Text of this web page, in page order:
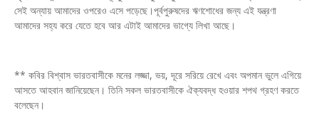
সেই অন্যায় আমাদের ওপরেও এসে পড়েছে।পূর্বপুরুষদের ঋণশোধের জন্য এই যন্ত্রণা
আমাদের সহ্য করে যেতে হবে আর এটাই আমাদের ভাগ্যে লিখা আছে।
** কবির বিশ্বাস ভারতবাসীকে মনের লজ্জা, ভয়, দূরে সরিয়ে রেখে এবং অপমান ভুলে এগিয়ে
আসতে আহবান জানিয়েছেন। তিনি সকল ভারতবাসীকে ঐক্যবদ্ধ হওয়ার শপথ গ্রহণ করতে
বলেছেন।